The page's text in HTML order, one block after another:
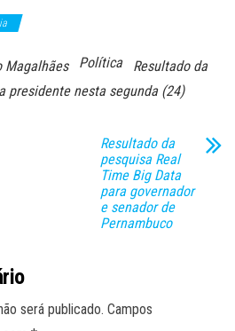
Magalhães Política
Resultado da
presidente nesta segunda (24)
Resultado da
pesquisa Real
Time Big Data
para governador
e senador de
Pernambuco
será publicado. Campos